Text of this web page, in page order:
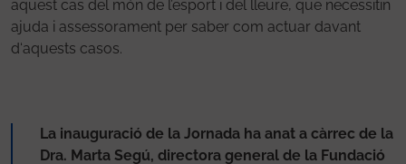
aquest cas del món de l’esport i del lleure, que necessitin
ajuda i assessorament per saber com actuar davant
d‘aquests casos.
La inauguració de la Jornada ha anat a càrrec de la
Dra. Marta Segú, directora general de la Fundació